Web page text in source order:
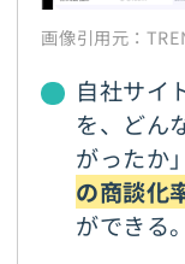
画像引用元：
自社サイ
を、どん
がったか
の商談化
ができる。